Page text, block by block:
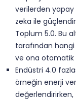
verilerden yapay
zeka ile
Toplum 5.0. Bu
tarafından
ve ona otomatik
Endüstri 4.0
örneğin enerji